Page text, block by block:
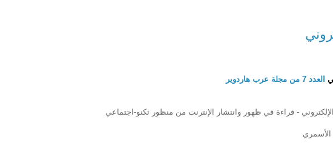
العدد 7 من مجلة عرب هاردوير
- قراءة في ظهور وانتشار الإنترنت من منظور تكنو-اجتماعي
الأسمري